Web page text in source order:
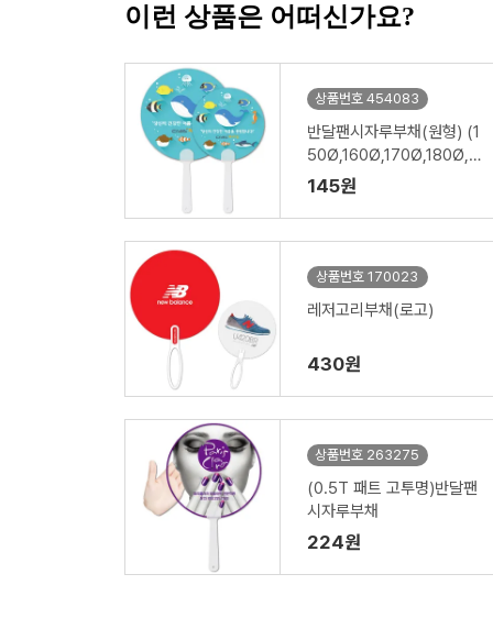
이런 상품은 어떠신가요?
상품번호 454083
반달팬시자루부채(원형) (1
50Ø,160Ø,170Ø,180Ø,1
90Ø)
145원
상품번호 170023
레저고리부채(로고)
430원
상품번호 263275
(0.5T 패트 고투명)반달팬
시자루부채
224원